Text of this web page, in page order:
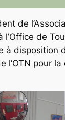
de
de
à disposition
l’OTN pour